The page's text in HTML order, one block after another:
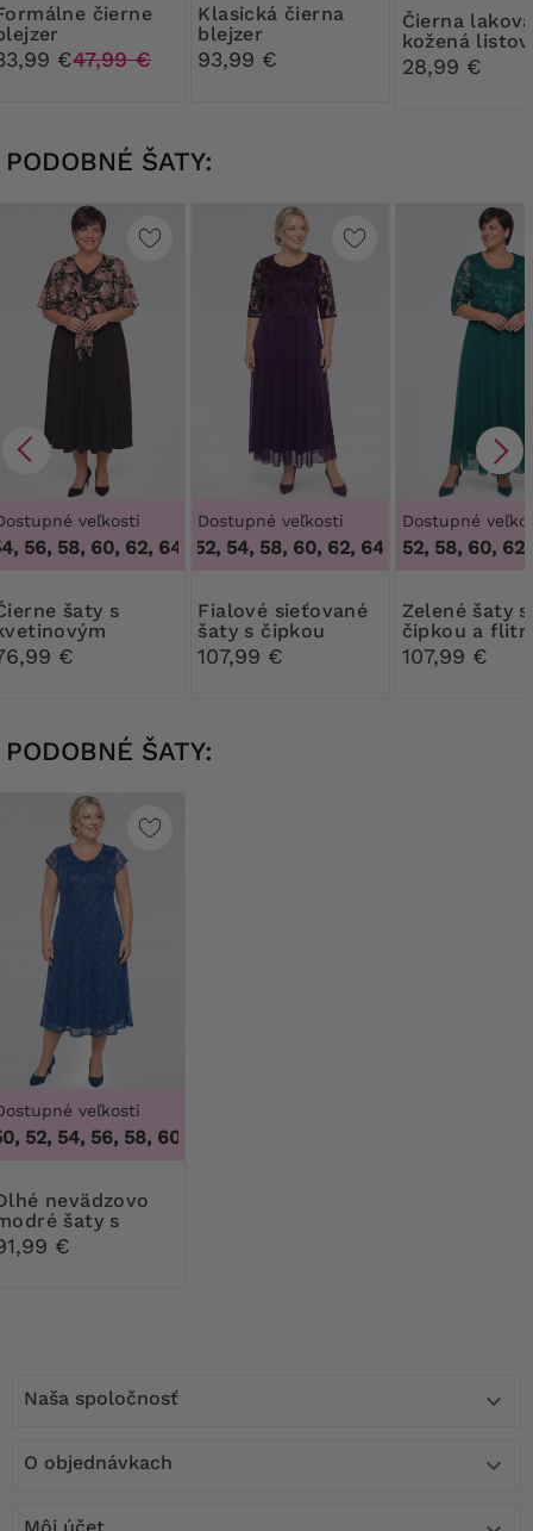
€47,99 €
Klasická čierna
blejzer
93,99 €
Čierna lakovaná
kožená
kabelka
28,99 €
PODOBNÉ ŠATY:
veľkosti
56, 58, 60, 62, 64, 48, 50, 54, 56, 58, 60, 62, 64
s
€
Dostupné veľkosti
48, 50, 52, 54, 58, 60, 62, 64, 48, 50, 52, 54,
Fialové sieťované
šaty s čipkou
107,99 €
Dostupné
52, 58, 60, 62
Zelené šaty s
čipkou a
107,99 €
PODOBNÉ ŠATY:
veľkosti
52, 54, 56, 58, 60,
šaty s
€
Naša spoločnosť 
O objednávkach 